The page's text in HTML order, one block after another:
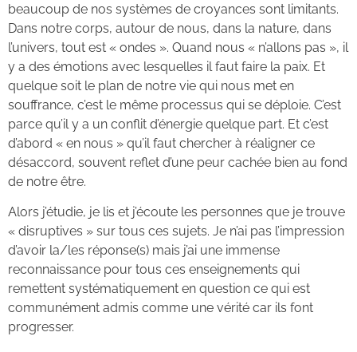
beaucoup de nos systèmes de croyances sont limitants.
Dans notre corps, autour de nous, dans la nature, dans
l’univers, tout est « ondes ». Quand nous « n’allons pas », il
y a des émotions avec lesquelles il faut faire la paix. Et
quelque soit le plan de notre vie qui nous met en
souffrance, c’est le même processus qui se déploie. C’est
parce qu’il y a un conflit d’énergie quelque part. Et c’est
d’abord « en nous » qu’il faut chercher à réaligner ce
désaccord, souvent reflet d’une peur cachée bien au fond
de notre être.
Alors j’étudie, je lis et j’écoute les personnes que je trouve
« disruptives » sur tous ces sujets. Je n’ai pas l’impression
d’avoir la/les réponse(s) mais j’ai une immense
reconnaissance pour tous ces enseignements qui
remettent systématiquement en question ce qui est
communément admis comme une vérité car ils font
progresser.